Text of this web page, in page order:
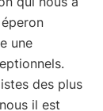
une
des plus
il est